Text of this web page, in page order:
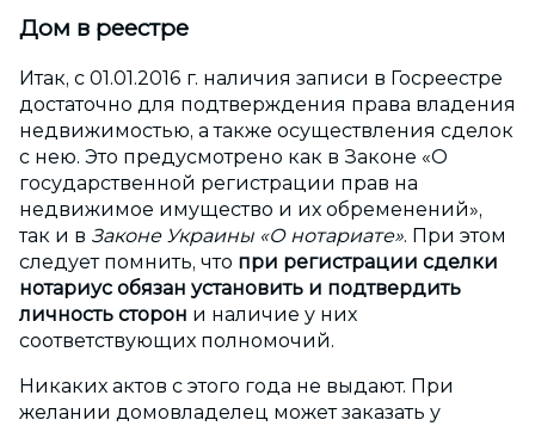
Дом в реестре
Итак, с 01.01.2016 г. наличия записи в Госреестре
достаточно для подтверждения права владения
недвижимостью, а также осуществления сделок
с нею. Это предусмотрено как в Законе «О
государственной регистрации прав на
недвижимое имущество и их обременений»,
так и в Законе Украины «О нотариате». При этом
следует помнить, что при регистрации сделки
нотариус обязан установить и подтвердить
личность сторон и наличие у них
соответствующих полномочий.
Никаких актов с этого года не выдают. При
желании домовладелец может заказать у